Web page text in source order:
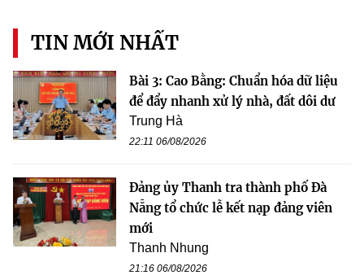
TIN MỚI NHẤT
Bài 3: Cao Bằng: Chuẩn hóa dữ liệu
để đẩy nhanh xử lý nhà, đất dôi dư
Trung Hà
22:11 06/08/2026
Đảng ủy Thanh tra thành phố Đà
Nẵng tổ chức lễ kết nạp đảng viên
mới
Thanh Nhung
21:16 06/08/2026